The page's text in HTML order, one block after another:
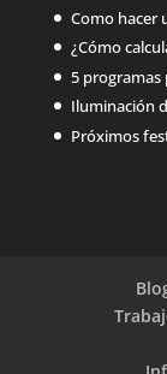
Como hacer
¿Cómo
5 programas
Iluminación
Próximos